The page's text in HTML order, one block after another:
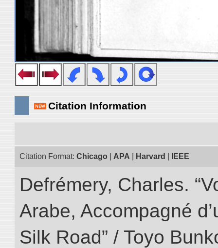
Citation Information
Citation Format: Chicago APA Harvard IEEE
Defrémery, Charles.
Arabe, Accompagné
Silk Road” / Toyo